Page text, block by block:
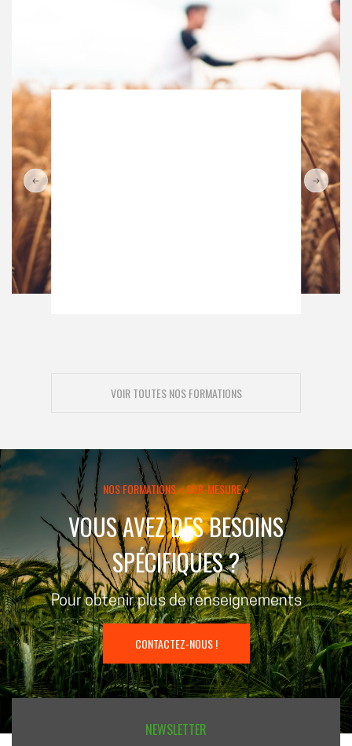
VOIR TOUTES NOS FORMATIONS
NOS FORMATIONS « SUR-MESURE »
VOUS AVEZ DES BESOINS
SPÉCIFIQUES ?
Pour obtenir plus de renseignements
CONTACTEZ-NOUS !
NEWSLETTER